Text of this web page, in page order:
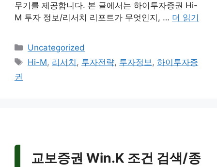
무기를 제공합니다. 본 글에서는 하이투자증권 Hi-
M 투자 정보/리서치 리포트가 무엇인지, … 더 읽기
카
테
Uncategorized
태
Hi-M, 리서치 , 투자전략, 투자정보,하이투자증
권
교보증권 Win.K 조건 검색/종